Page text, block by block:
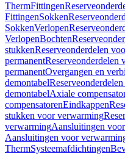
ThermFittingen
FittingenSokken
SokkenVerlopen
VerlopenBochten
stukkenReserveonderdelen
permanentReserveonderdelen
permanentOvergangen en
demontabel
demontabelAxiale
compensatorenEindkappen
stukken voor verwarming
verwarmingAansluitingen
Aansluitingen voor
ThermSysteemafdichtingen